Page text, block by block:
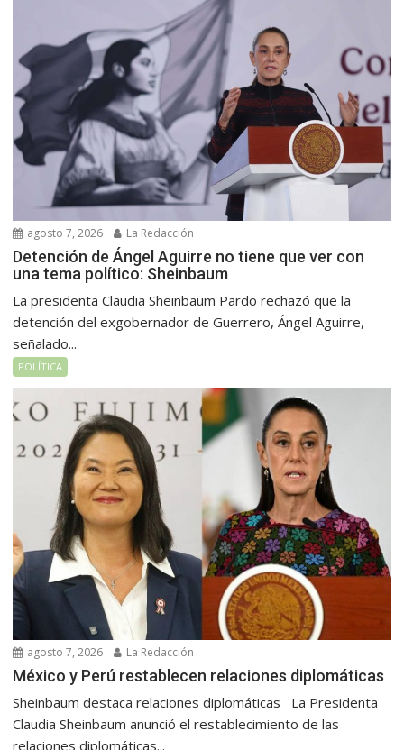
agosto 7, 2026 La Redacción
Detención de Ángel Aguirre no tiene que ver con
una tema político: Sheinbaum
La presidenta Claudia Sheinbaum Pardo rechazó que la
detención del exgobernador de Guerrero, Ángel Aguirre,
señalado...
POLÍTICA
agosto 7, 2026 La Redacción
México y Perú restablecen relaciones diplomáticas
Sheinbaum destaca relaciones diplomáticas La Presidenta
Claudia Sheinbaum anunció el restablecimiento de las
relaciones diplomáticas...